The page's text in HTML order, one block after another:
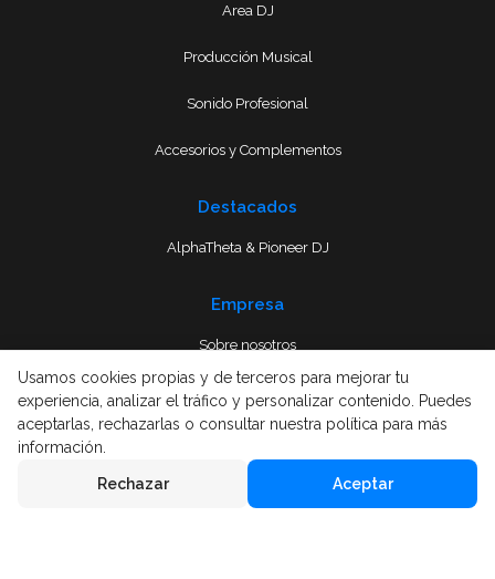
Area DJ
Producción Musical
Sonido Profesional
Accesorios y Complementos
Destacados
AlphaTheta & Pioneer DJ
Empresa
Sobre nosotros
Usamos cookies propias y de terceros para mejorar tu
experiencia, analizar el tráfico y personalizar contenido. Puedes
aceptarlas, rechazarlas o consultar nuestra política para más
información.
Rechazar Aceptar